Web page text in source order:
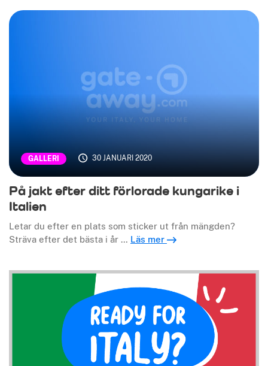
GALLERI 30 JANUARI 2020
På jakt efter ditt förlorade kungarike i
Italien
Letar du efter en plats som sticker ut från mängden?
Sträva efter det bästa i år … Läs mer